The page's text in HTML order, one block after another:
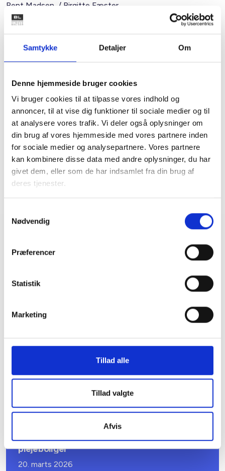
Samtykke Detaljer Om
Denne hjemmeside bruger cookies
Vi bruger cookies til at tilpasse vores indhold og
annoncer, til at vise dig funktioner til sociale medier og til
at analysere vores trafik. Vi deler også oplysninger om
din brug af vores hjemmeside med vores partnere inden
for sociale medier og analysepartnere. Vores partnere
kan kombinere disse data med andre oplysninger, du har
givet dem, eller som de har indsamlet fra din brug af
deres tjenester.
Nødvendig
Præferencer
Statistik
Marketing
Tillad alle
Tillad valgte
Afvis
Bent Madsen / Birgitte Fæster
Kontakt
Bent Madsen
Adm. direktør
Tlf: 28 88 18 77
Mail: bma@bl.dk
Nye krav om fjernaflæste målere – alle
ejendomme skal være klar senest 1. januar
08. juni 2026
BL INFORMERER
Ansvar for nødforsyning i plejeboliger ved
Sundhedsreformens konsekvenser for
kommunale lejemål i almene ældre- og
plejeboliger
20. marts 2026